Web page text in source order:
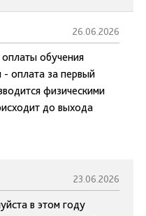
26.06.2026
обучения
- оплата за первый
физическими
до выхода
23.06.2026
в этом году